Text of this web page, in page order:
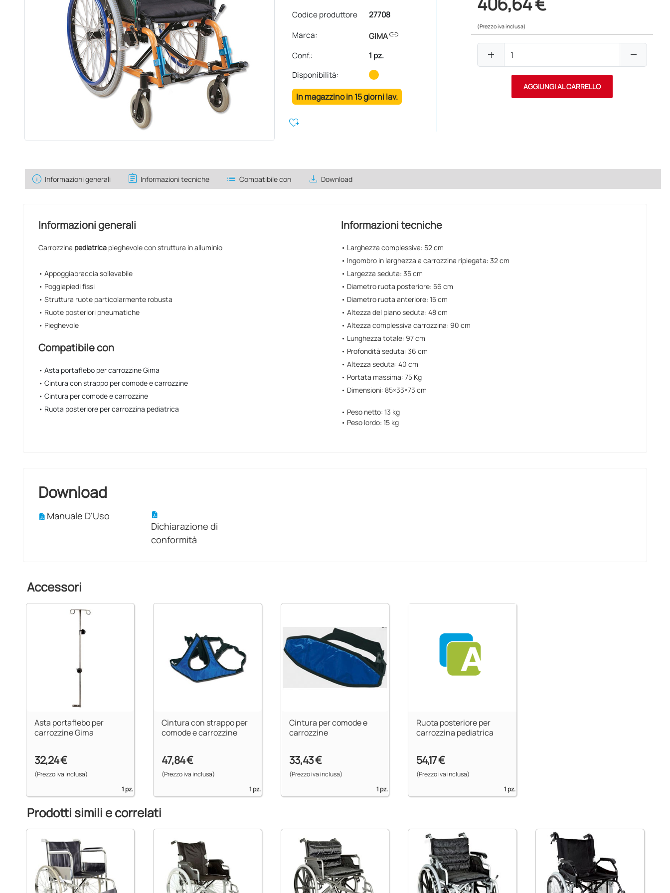
Codice produttore
27708
Marca:
GIMAlink
Conf.:
1 pz.
Disponibilità:
In magazzino in 15 giorni lav.
heart_plus
(Prezzo iva inclusa)
add remove
AGGIUNGI AL CARRELLO
info Informazioni generali assignment Informazioni tecniche list Compatibile con save_alt Download
Informazioni generali
Carrozzina pediatricapieghevole con struttura in alluminio
• Appoggiabraccia sollevabile
• Poggiapiedi fissi
• Struttura ruote particolarmente robusta
• Ruote posteriori pneumatiche
• Pieghevole
Compatibile con
• Asta portaflebo per carrozzine Gima
• Cintura con strappo per comode e carrozzine
• Cintura per comode e carrozzine
• Ruota posteriore per carrozzina pediatrica
Informazioni tecniche
• Larghezza complessiva: 52 cm
• Ingombro in larghezza a carrozzina ripiegata: 32 cm
• Largezza seduta: 35 cm
• Diametro ruota posteriore: 56 cm
• Diametro ruota anteriore: 15 cm
• Altezza del piano seduta: 48 cm
• Altezza complessiva carrozzina: 90 cm
• Lunghezza totale: 97 cm
• Profondità seduta: 36 cm
• Altezza seduta: 40 cm
• Portata massima: 75 Kg
• Dimensioni: 85×33×73 cm
• Peso netto: 13 kg
• Peso lordo: 15 kg
Download
Manuale D'Uso
Dichiarazione di
conformità
Accessori
Asta portaflebo per
carrozzine Gima
32,24 €
(Prezzo iva inclusa)
1 pz.
Cintura con strappo per
comode e carrozzine
47,84 €
(Prezzo iva inclusa)
1 pz.
Cintura per comode e
carrozzine
33,43 €
(Prezzo iva inclusa)
1 pz.
Ruota posteriore per
carrozzina pediatrica
54,17 €
(Prezzo iva inclusa)
1 pz.
Prodotti simili e correlati